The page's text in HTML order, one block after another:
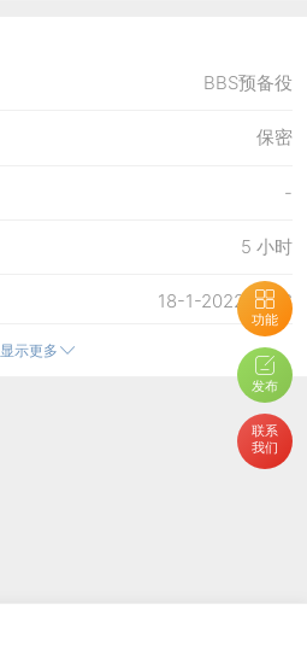
功能
发布
联系
我们
BBS预备役
保密
-
5 小时
18-1-2022 17:56
16-4-2026 15:20
16-4-2026 15:20
16-4-2026 15:22
显示更多